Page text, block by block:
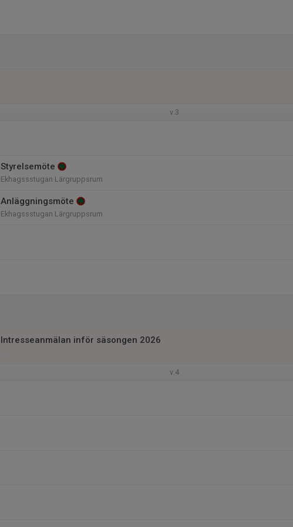
v.3
Styrelsemöte
Ekhagssstugan Lärgruppsrum
Anläggningsmöte
Ekhagssstugan Lärgruppsrum
Intresseanmälan inför säsongen 2026
.
v.4